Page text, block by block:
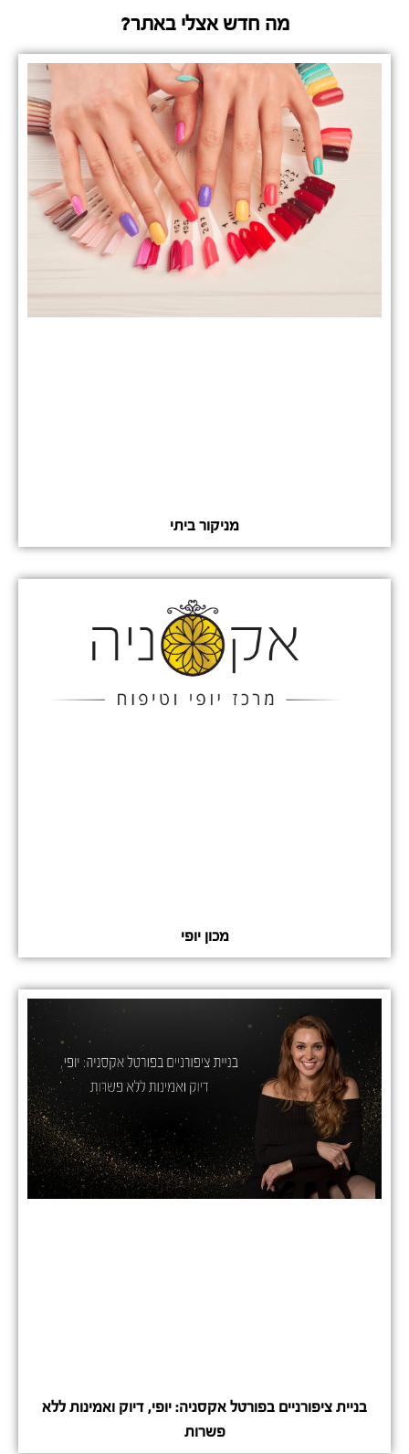
מה חדש אצלי באתר?
מניקור ביתי
מכון יופי
בניית ציפורניים בפורטל אקסניה: יופי, דיוק ואמינות ללא
פשרות